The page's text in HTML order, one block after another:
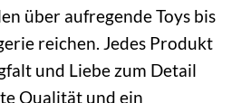
über aufregende Toys bis
reichen. Jedes Produkt
und Liebe zum Detail
Qualität und ein